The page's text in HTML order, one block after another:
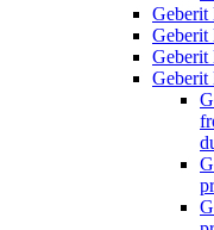
Geberit
Geberit
Geberit